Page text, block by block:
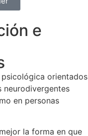
e
orientados
en personas
la forma en que